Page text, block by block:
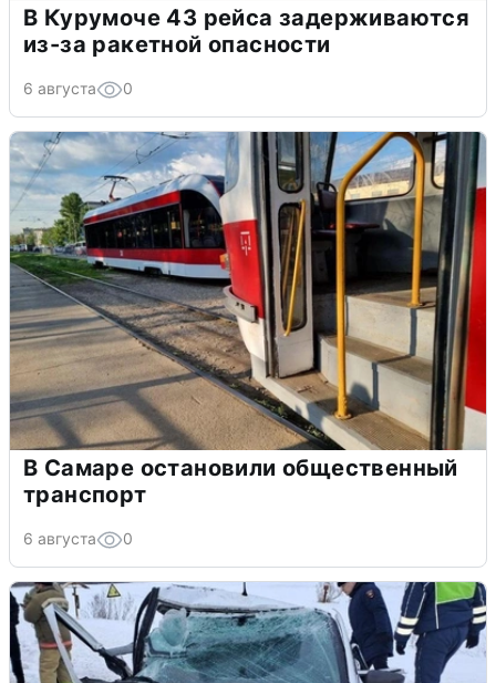
В Курумоче 43 рейса задерживаются
из-за ракетной опасности
6 августа 0
В Самаре остановили общественный
транспорт
6 августа 0